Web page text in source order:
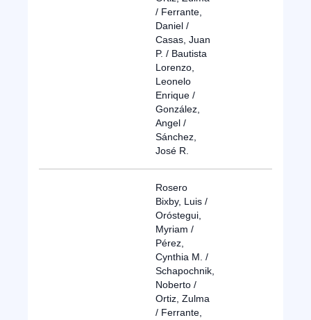
/ Ferrante,
Daniel /
Casas, Juan
P. / Bautista
Lorenzo,
Leonelo
Enrique /
González,
Angel /
Sánchez,
José R.
Rosero
Bixby, Luis /
Oróstegui,
Myriam /
Pérez,
Cynthia M. /
Schapochnik,
Noberto /
Ortiz, Zulma
/ Ferrante,